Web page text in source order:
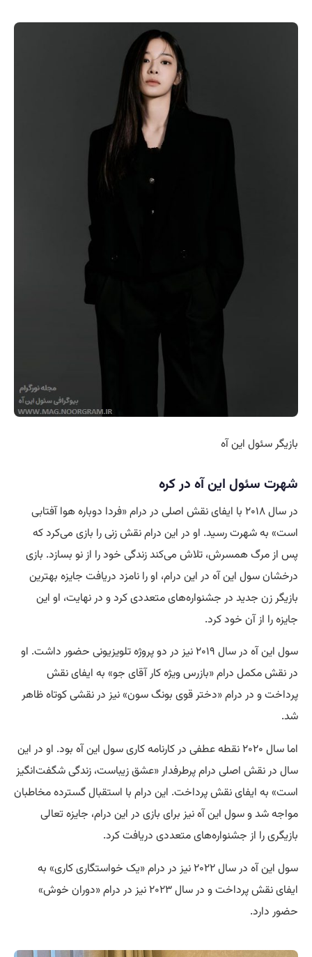
بازیگر سئول این آه
شهرت سئول این آه در کره
در سال ۲۰۱۸ با ایفای نقش اصلی در درام «فردا دوباره هوا آفتابی
است» به شهرت رسید. او در این درام نقش زنی را بازی می‌کرد که
پس از مرگ همسرش، تلاش می‌کند زندگی خود را از نو بسازد. بازی
درخشان سول این آه در این درام، او را نامزد دریافت جایزه بهترین
بازیگر زن جدید در جشنواره‌های متعددی کرد و در نهایت، او این
جایزه را از آن خود کرد.
سول این آه در سال ۲۰۱۹ نیز در دو پروژه تلویزیونی حضور داشت. او
در نقش مکمل درام «بازرس ویژه کار آقای جو» به ایفای نقش
پرداخت و در درام «دختر قوی بونگ سون» نیز در نقشی کوتاه ظاهر
شد.
اما سال ۲۰۲۰ نقطه عطفی در کارنامه کاری سول این آه بود. او در این
سال در نقش اصلی درام پرطرفدار «عشق زیباست، زندگی شگفت‌انگیز
است» به ایفای نقش پرداخت. این درام با استقبال گسترده مخاطبان
مواجه شد و سول این آه نیز برای بازی در این درام، جایزه تعالی
بازیگری را از جشنواره‌های متعددی دریافت کرد.
سول این آه در سال ۲۰۲۲ نیز در درام «یک خواستگاری کاری» به
ایفای نقش پرداخت و در سال ۲۰۲۳ نیز در درام «دوران خوش»
حضور دارد.